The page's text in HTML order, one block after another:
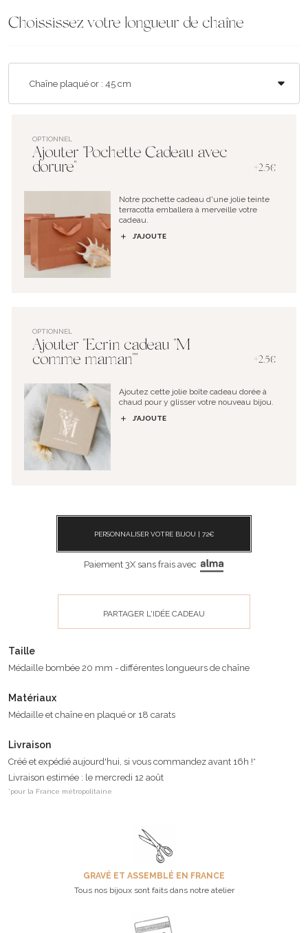
Choississez votre longueur de chaîne
OPTIONNEL
Ajouter "Pochette Cadeau avec
dorure"
+2.5€
Notre pochette cadeau d'une jolie teinte
terracotta emballera à merveille votre
cadeau.
J’AJOUTE
OPTIONNEL
Ajouter "Ecrin cadeau "M
comme maman""
+2.5€
Ajoutez cette jolie boîte cadeau dorée à
chaud pour y glisser votre nouveau bijou.
J’AJOUTE
PERSONNALISER VOTRE BIJOU | 72€
Paiement 3X sans frais avec
PARTAGER L'IDÉE CADEAU
Taille
Médaille bombée 20 mm - différentes longueurs de chaîne
Matériaux
Médaille et chaîne en plaqué or 18 carats
Livraison
Créé et expédié aujourd'hui, si vous commandez avant 16h !*
Livraison estimée : le mercredi 12 août
*pour la France métropolitaine
GRAVÉ ET ASSEMBLÉ EN FRANCE
Tous nos bijoux sont faits dans notre atelier